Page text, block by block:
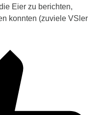
Eier zu berichten,
konnten (zuviele VSler